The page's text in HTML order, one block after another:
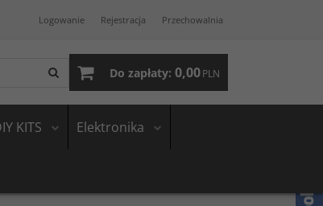
Logowanie Rejestracja Przechowalnia
Do zapłaty: 0,00PLN
KITS Elektronika